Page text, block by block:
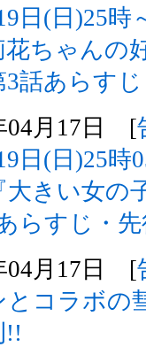
19日(日)25
花ちゃん
3話あらす
04月17日 [
19日(日)25
大きい女の
らすじ・先
04月17日 [
とコラボの
!!